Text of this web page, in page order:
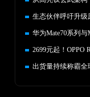
生态伙伴呼吁升级
出货量持续称霸全